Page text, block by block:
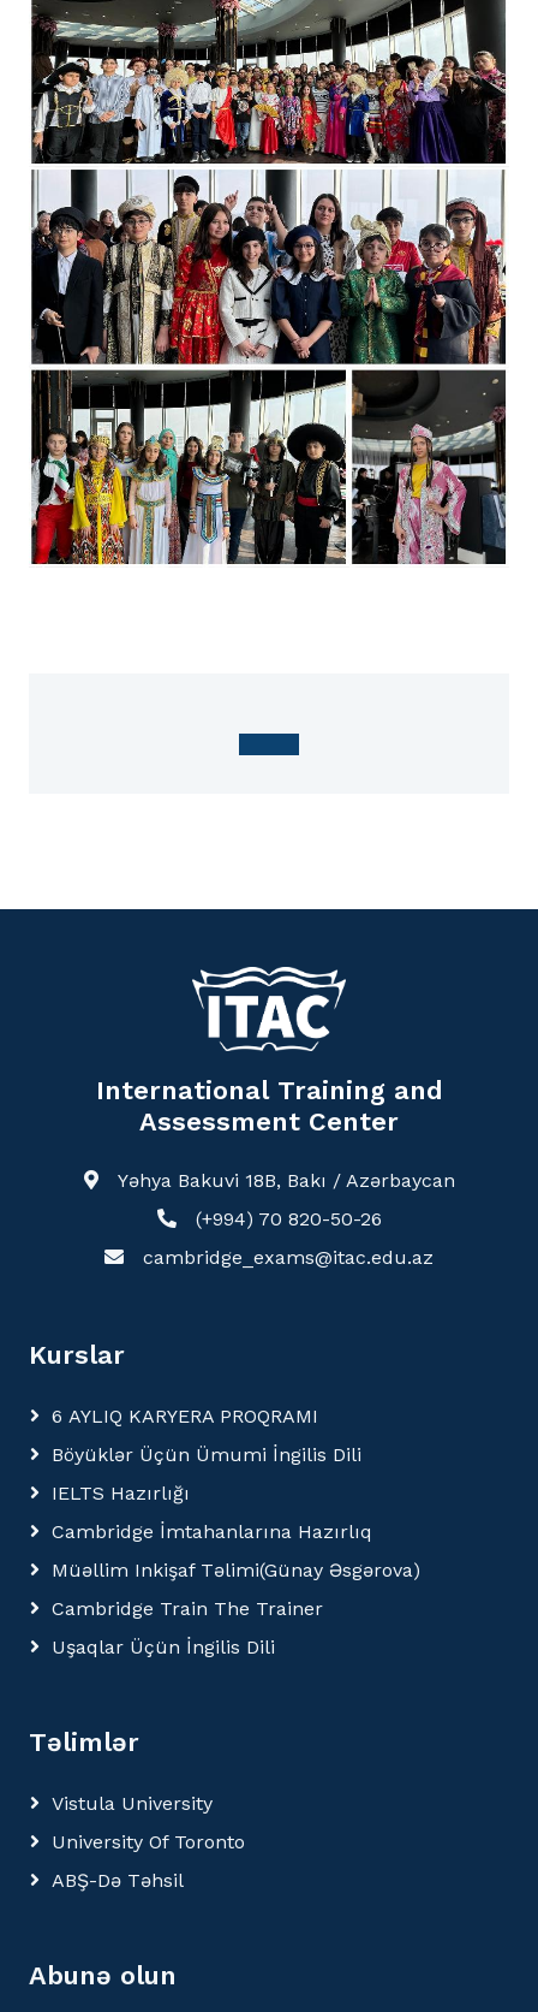
International Training and
Assessment Center
Yəhya Bakuvi 18B, Bakı / Azərbaycan
(+994) 70 820-50-26
cambridge_exams@itac.edu.az
Kurslar
6 AYLIQ KARYERA PROQRAMI
Böyüklər Üçün Ümumi İngilis Dili
IELTS Hazırlığı
Cambridge İmtahanlarına Hazırlıq
Müəllim Inkişaf Təlimi(Günay Əsgərova)
Cambridge Train The Trainer
Uşaqlar Üçün İngilis Dili
Təlimlər
Vistula University
University Of Toronto
ABŞ-Də Təhsil
Abunə olun